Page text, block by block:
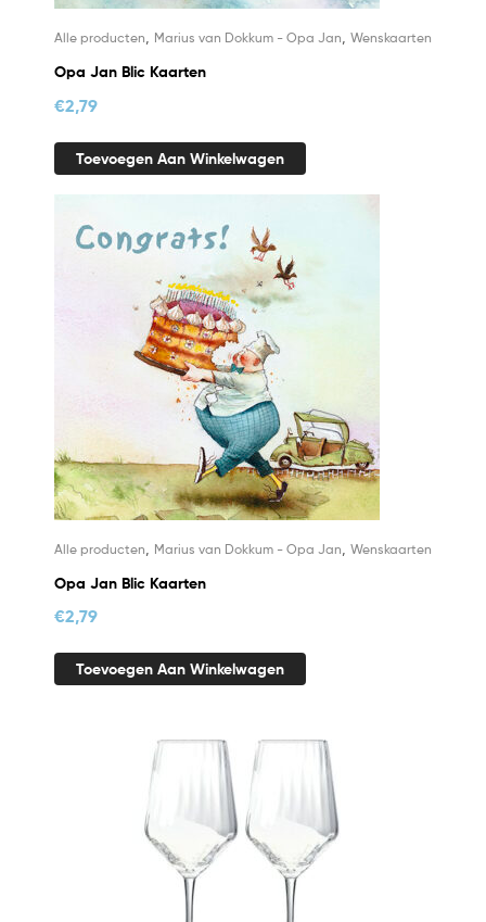
Alle producten, Marius van Dokkum - Opa Jan, Wenskaarten
Opa Jan Blic Kaarten
€2,79
Toevoegen Aan Winkelwagen
Alle producten Marius van Dokkum - Opa Jan Wenskaarten
Opa Jan Blic Kaarten
€2,79
Toevoegen Aan Winkelwagen